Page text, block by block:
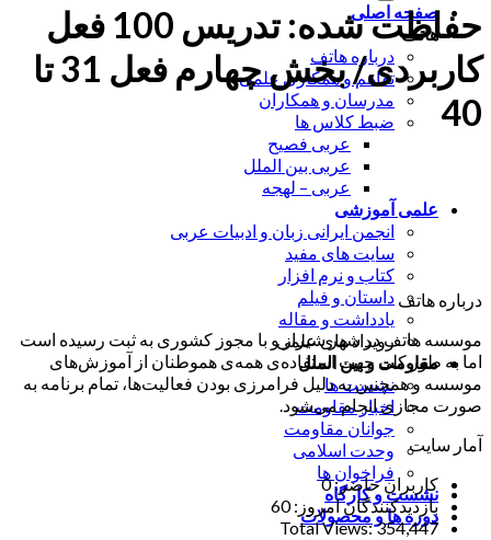
صفحه اصلی
هاتف
درباره هاتف
تفاهم و همکاری علمی
مدرسان و همکاران
ضبط کلاس ها
عربی فصیح
عربی بین الملل
عربی – لهجه
علمی آموزشی
انجمن ایرانی زبان و ادبیات عربی
سایت های مفید
کتاب و نرم افزار
داستان و فیلم
یادداشت و مقاله
رویداد های علمی
مقاومت و بین الملل
نشست ها
اخبار مقاومت
جوانان مقاومت
وحدت اسلامی
فراخوان ها
نشست و کارگاه
دوره ها و محصولات
حفاظت شده: تدریس 100 فعل
کاربردی/ بخش چهارم فعل 31 تا
40
درباره هاتف
موسسه هاتف در شهر شیراز و با مجوز کشوری به ثبت رسیده است
اما به طور کلی جهت استفاده‌ی همه‌ی هموطنان از آموزش‌های
موسسه و همچنین به دلیل فرامرزی بودن فعالیت‌ها، تمام برنامه به
صورت مجازی انجام می‌شود.
آمار سایت
کاربران حاضر:0
بازدیدکنندگان امروز:60
Total Views:354,447